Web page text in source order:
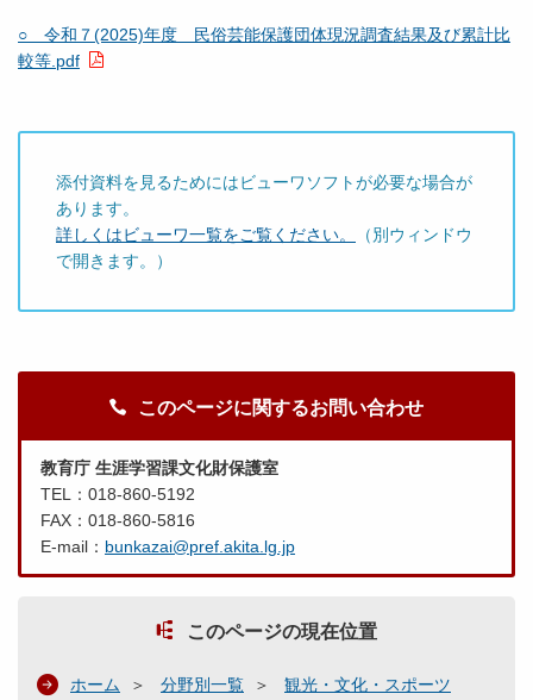
○ 令和７(2025)年度 民俗芸能保護団体現況調査結果及び累計比
較等.pdf
添付資料を見るためにはビューワソフトが必要な場合が
あります。
詳しくはビューワ一覧をご覧ください。
（別ウィンドウ
で開きます。）
このページに関するお問い合わせ
教育庁 生涯学習課文化財保護室
TEL：018-860-5192
FAX：018-860-5816
E-mail： bunkazai@pref.akita.lg.jp
このページの現在位置
ホーム 分野別一覧
観光・文化・スポーツ